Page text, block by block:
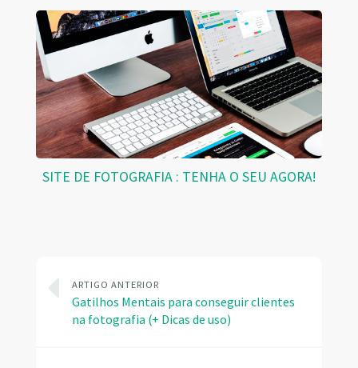
SITE DE FOTOGRAFIA : TENHA O SEU AGORA!
ARTIGO ANTERIOR
Gatilhos Mentais para conseguir clientes
na fotografia (+ Dicas de uso)